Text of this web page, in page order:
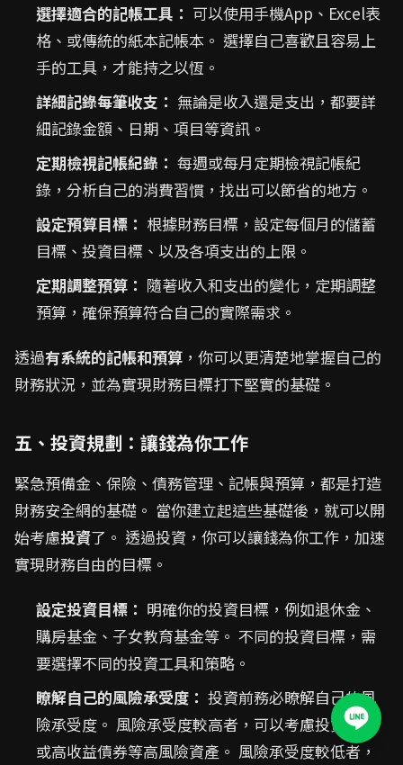
選擇適合的記帳工具： 可以使用手機App、Excel表
格、或傳統的紙本記帳本。 選擇自己喜歡且容易上
手的工具，才能持之以恆。
詳細記錄每筆收支： 無論是收入還是支出，都要詳
細記錄金額、日期、項目等資訊。
定期檢視記帳紀錄： 每週或每月定期檢視記帳紀
錄，分析自己的消費習慣，找出可以節省的地方。
設定預算目標： 根據財務目標，設定每個月的儲蓄
目標、投資目標、以及各項支出的上限。
定期調整預算： 隨著收入和支出的變化，定期調整
預算，確保預算符合自己的實際需求。
透過有系統的記帳和預算 ，你可以更清楚地掌握自己的
財務狀況，並為實現財務目標打下堅實的基礎。
五、投資規劃：讓錢為你工作
緊急預備金、保險、債務管理、記帳與預算，都是打造
財務安全網的基礎。 當你建立起這些基礎後，就可以開
始考慮投資了。 透過投資，你可以讓錢為你工作，加速
實現財務自由的目標。
設定投資目標： 明確你的投資目標，例如退休金、
購房基金、子女教育基金等。 不同的投資目標，需
要選擇不同的投資工具和策略。
瞭解自己的風險承受度： 投資前務必瞭解自己的風
險承受度。 風險承受度較高者，可以考慮投資股票
或高收益債券等高風險資產。 風險承受度較低者，